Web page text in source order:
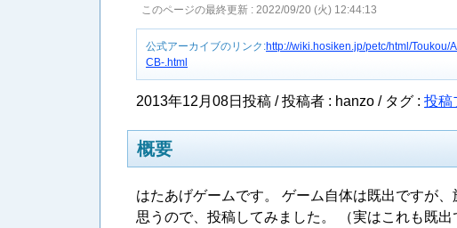
このページの最終更新 : 2022/09/20 (火) 12:44:13
公式アーカイブのリンク:http://wiki.hosiken.jp/petc/html/
CB-.html
2013年12月08日投稿 / 投稿者 : hanzo / タグ : 投稿
概要
はたあげゲームです。 ゲーム自体は既出ですが
思うので、投稿してみました。 （実はこれも既出